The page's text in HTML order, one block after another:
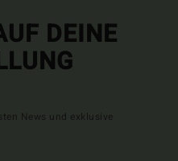
DEINE
News und exklusive